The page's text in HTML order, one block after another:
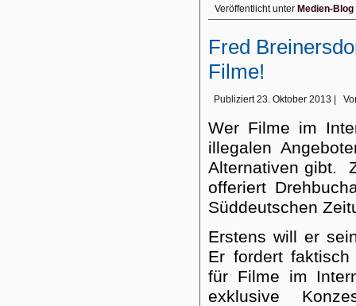
Veröffentlicht unter Medien-Blog
Fred
Filme!
Publiziert 23. Oktober 2013
Wer Filme im
illegalen
Alternativen gibt.
offeriert
Süddeutschen
Erstens will er
Er fordert
für Filme im
exklusive